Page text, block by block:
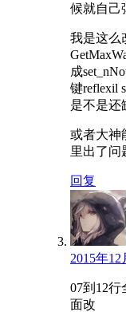
候就自
我是这么
成
键reflexil
是不是
或者大神
里出了
回复
2015年12
07到12
面改